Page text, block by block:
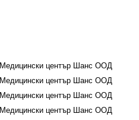
Медицински център Шанс ООД
Медицински център Шанс ООД
Медицински център Шанс ООД
Медицински център Шанс ООД